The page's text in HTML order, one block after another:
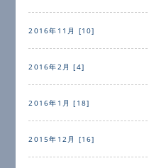
2016年11月 [10]
2016年2月 [4]
2016年1月 [18]
2015年12月 [16]